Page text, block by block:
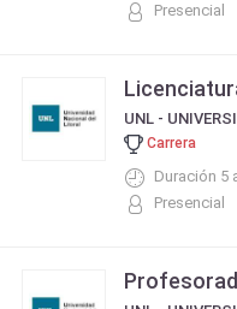
Presencial
Carrera
Duración 5
Presencial